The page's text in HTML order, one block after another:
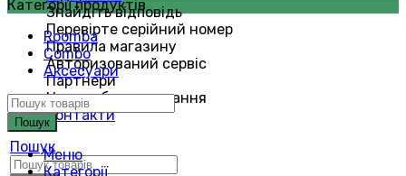
Знайдіть відповідь
Перевірте серійний номер
Правила магазину
Авторизований сервіс
Партнери
Умови обслуговування
Контакти
Пошук
Категорії продуктів
Roomba
Combo
Аксесуари
Пошук
Меню
Категорії